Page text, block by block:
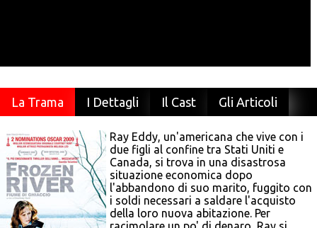
La Trama I Dettagli Il Cast Gli Articoli
Ray Eddy, un'americana che vive con i
due figli al confine tra Stati Uniti e
Canada, si trova in una disastrosa
situazione economica dopo
l'abbandono di suo marito, fuggito con
i soldi necessari a saldare l'acquisto
della loro nuova abitazione. Per